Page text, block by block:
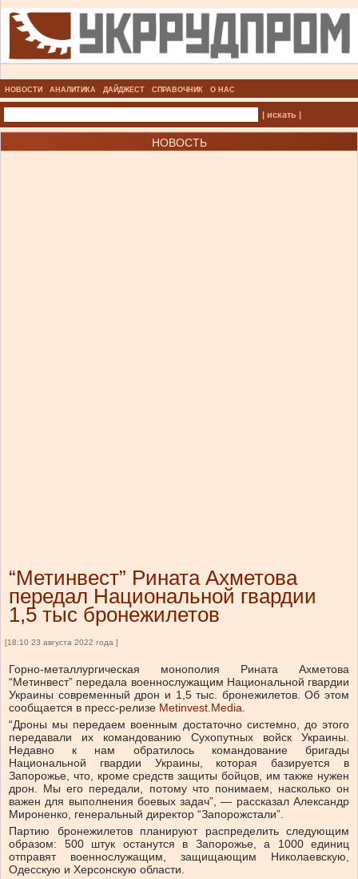
НОВОСТИ АНАЛИТИКА ДАЙДЖЕСТ СПРАВОЧНИК О НАС
| искать |
НОВОСТЬ
“Метинвест” Рината Ахметова
передал Национальной гвардии
1,5 тыс бронежилетов
[18:10 23 августа 2022 года ]
Горно-металлургическая монополия Рината Ахметова
“Метинвест” передала военнослужащим Национальной гвардии
Украины современный дрон и 1,5 тыс. бронежилетов. Об этом
сообщается в пресс-релизе Metinvest.Media.
“Дроны мы передаем военным достаточно системно, до этого
передавали их командованию Сухопутных войск Украины.
Недавно к нам обратилось командование бригады
Национальной гвардии Украины, которая базируется в
Запорожье, что, кроме средств защиты бойцов, им также нужен
дрон. Мы его передали, потому что понимаем, насколько он
важен для выполнения боевых задач”, — рассказал Александр
Мироненко, генеральный директор “Запорожстали”.
Партию бронежилетов планируют распределить следующим
образом: 500 штук останутся в Запорожье, а 1000 единиц
отправят военнослужащим, защищающим Николаевскую,
Одесскую и Херсонскую области.